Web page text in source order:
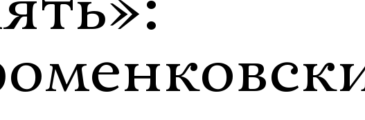
Библиотека Гумилёва
Владимир Максимов